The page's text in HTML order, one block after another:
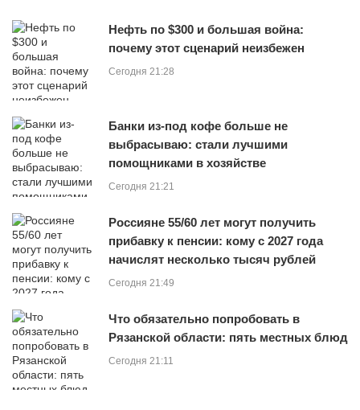
Нефть по $300 и большая война:
почему этот сценарий неизбежен
Сегодня 21:28
Банки из-под кофе больше не
выбрасываю: стали лучшими
помощниками в хозяйстве
Сегодня 21:21
Россияне 55/60 лет могут получить
прибавку к пенсии: кому с 2027 года
начислят несколько тысяч рублей
Сегодня 21:49
Что обязательно попробовать в
Рязанской области: пять местных блюд
Сегодня 21:11